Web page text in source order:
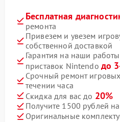
Бесплатная
ремонта
Привезем и увезем
собственной доставкой
Гарантия на наши
приставок Nintendo до
Срочный ремонт
течении часа
Скидка для вас до 20%
Получите 1500 рублей
Оригинальные